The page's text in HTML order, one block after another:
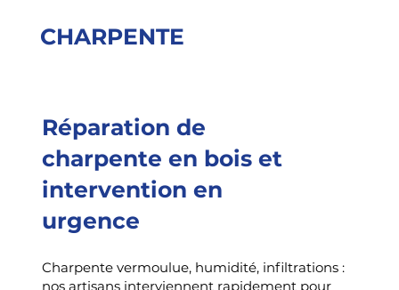
CHARPENTE
Réparation de
charpente en bois et
intervention en
urgence
Charpente vermoulue, humidité, infiltrations :
nos artisans interviennent rapidement pour